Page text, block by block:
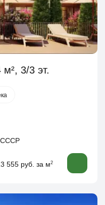
3/3 эт.
СССР
555 руб. за м2